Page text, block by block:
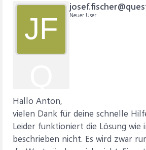
JF
Neuer User
Hallo Anton,
vielen Dank für deine schnelle
Leider funktioniert die Lösung wie
beschrieben nicht. Es wird zwar